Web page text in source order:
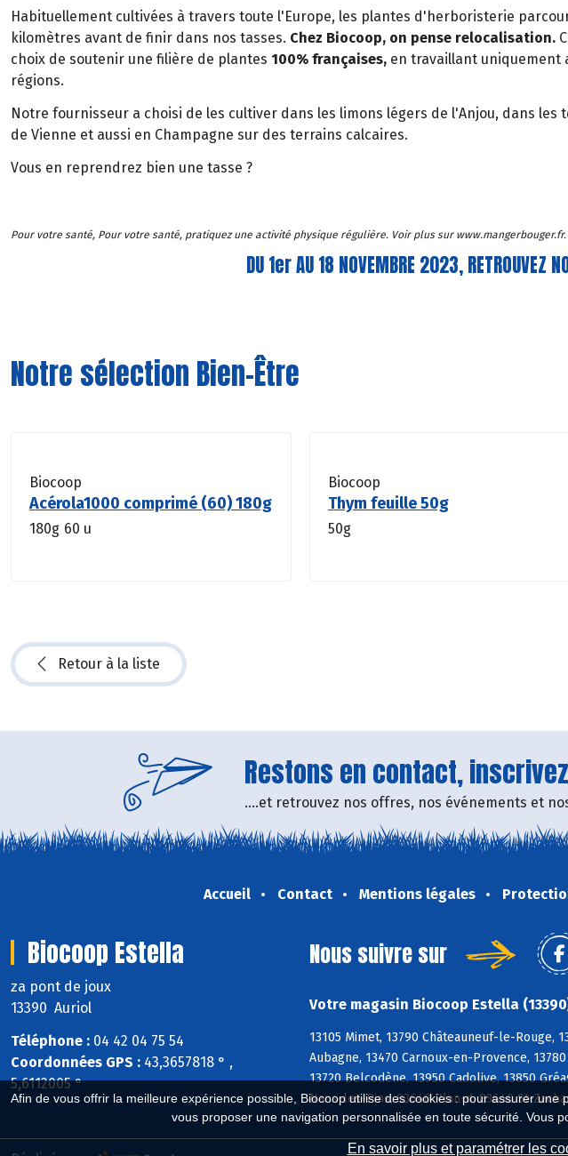
Afin de vous offrir la meilleure expérience possible, Biocoop utilise des cookies : pour assurer
vous proposer une navigation personnalisée en toute sécurité. Vous
En savoir plus et paramétrer les
Habituellement cultivées à travers toute l'Europe, les plantes d'herboristerie
kilomètres avant de finir dans nos tasses. Chez Biocoop, on pense relocalisation.
choix de soutenir une filière de plantes 100% françaises, en travaillant uniquement
régions.
Notre fournisseur a choisi de les cultiver dans les limons légers de l'Anjou, dans
de Vienne et aussi en Champagne sur des terrains calcaires.
Vous en reprendrez bien une tasse ?
Pour votre santé, Pour votre santé, pratiquez une activité physique régulière. Voir plus sur www.mangerbouger.fr.
DU 1er AU 18 NOVEMBRE 2023, RETROUVEZ
Notre sélection Bien-Être
Biocoop
Acérola1000 comprimé (60) 180g
180g 60 u
Biocoop
Thym feuille 50g
50g
Retour à la liste
Restons en contact,
....et retrouvez nos offres, nos événements et
Accueil Contact Mentions légales
Biocoop Estella
za pont de joux
13390 Auriol
Téléphone : 04 42 04 75 54
Coordonnées GPS : 43,3657818 ° ,
5,6112005 °
Nous suivre sur
Votre magasin Biocoop Estella
13105 Mimet, 13790 Châteauneuf-le-Rouge,
Aubagne, 13470 Carnoux-en-Provence,
13720 Belcodène, 13950 Cadolive, 13850
Nans-les-Pins, 83640 Plan-d, 83640 St-